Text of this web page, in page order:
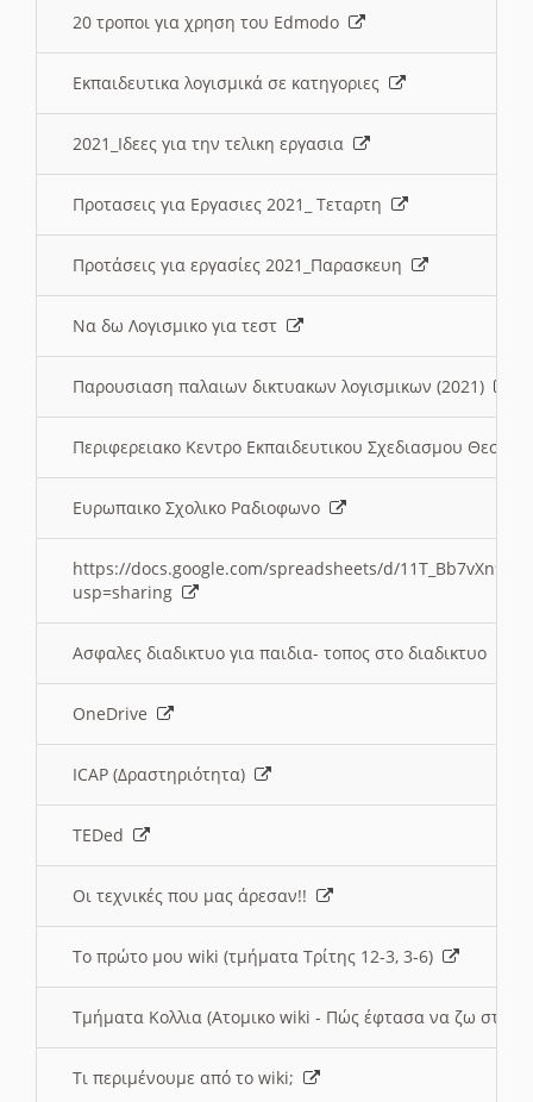
20 τροποι για χρηση του Edmodo
Εκπαιδευτικα λογισμικά σε κατηγοριες
2021_Ιδεες για την τελικη εργασια
Προτασεις για Εργασιες 2021_ Τεταρτη
Προτάσεις για εργασίες 2021_Παρασκευη
Να δω Λογισμικο για τεστ
Παρουσιαση παλαιων δικτυακων λογισμικων (2021)
Περιφερειακο Κεντρο Εκπαιδευτικου Σχεδιασμου
Ευρωπαικο Σχολικο Ραδιοφωνο
https://docs.google.com/spreadsheets/d/
usp=sharing
Ασφαλες διαδικτυο για παιδια- τοπος στο διαδικτυο
OneDrive
ICAP (Δραστηριότητα)
TEDed
Οι τεχνικές που μας άρεσαν!!
Το πρώτο μου wiki (τμήματα Τρίτης 12-3, 3-6)
Τμήματα Κολλια (Ατομικο wiki - Πώς έφτασα να ζω στην
Τι περιμένουμε από το wiki;